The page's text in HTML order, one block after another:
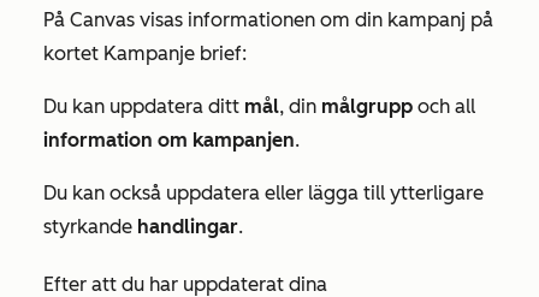
På Canvas visas informationen om din kampanj på
kortet Kampanje brief:
Du kan uppdatera ditt mål, din målgrupp och all
information om kampanjen.
Du kan också uppdatera eller lägga till ytterligare
styrkande handlingar.
Efter att du har uppdaterat dina